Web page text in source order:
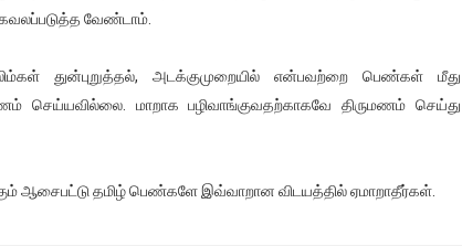
வேண்டாம்.
துன்புறுத்தல், அடக்குமுறையில் என்பவற்றை பெண்கள் மீது
செய்யவில்லை. மாறாக பழிவாங்குவதற்காகவே திருமணம் செய்து
தமிழ் பெண்களே இவ்வாறான விடயத்தில் ஏமாறாதீர்கள்.